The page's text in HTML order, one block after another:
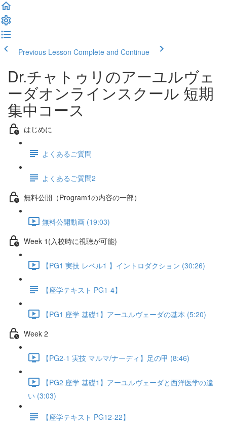
Previous Lesson Complete and Continue
Dr.チャトゥリのアーユルヴェ
ーダオンラインスクール 短期
集中コース
はじめに
よくあるご質問
よくあるご質問2
無料公開（Program1の内容の一部）
無料公開動画 (19:03)
Week 1(入校時に視聴が可能)
【PG1 実技 レベル1 】イントロダクション (30:26)
【座学テキスト PG1-4】
【PG1 座学 基礎1】アーユルヴェーダの基本 (5:20)
Week 2
【PG2-1 実技 マルマ/ナーディ】足の甲 (8:46)
【PG2 座学 基礎1】アーユルヴェーダと西洋医学の違
い (3:03)
【座学テキスト PG12-22】